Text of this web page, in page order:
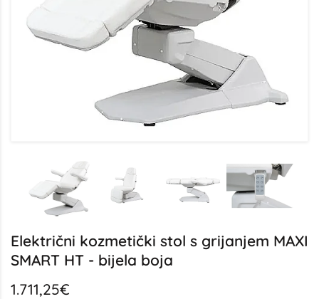
Električni kozmetički stol s grijanjem MAXI
SMART HT - bijela boja
1.711,25€